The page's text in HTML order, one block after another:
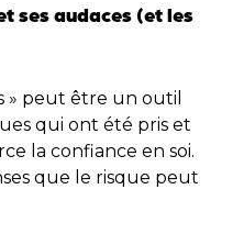
ses audaces (et les
» peut être un outil
qui ont été pris et
la confiance en soi.
que le risque peut